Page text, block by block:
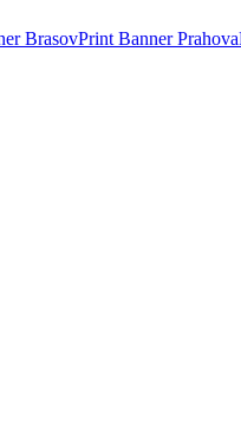
BrasovPrint BannerPrahova